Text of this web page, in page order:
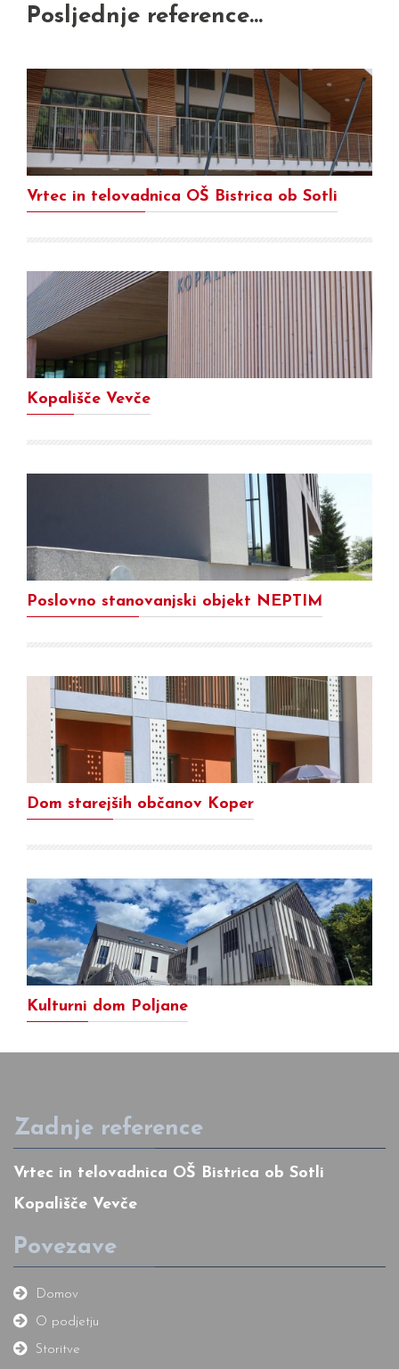
Posljednje reference...
Vrtec in telovadnica OŠ Bistrica ob Sotli
Kopališče Vevče
Poslovno stanovanjski objekt NEPTIM
Dom starejših občanov Koper
Kulturni dom Poljane
Zadnje reference
Vrtec in telovadnica OŠ Bistrica ob Sotli
Kopališče Vevče
Povezave
Domov
O podjetju
Storitve